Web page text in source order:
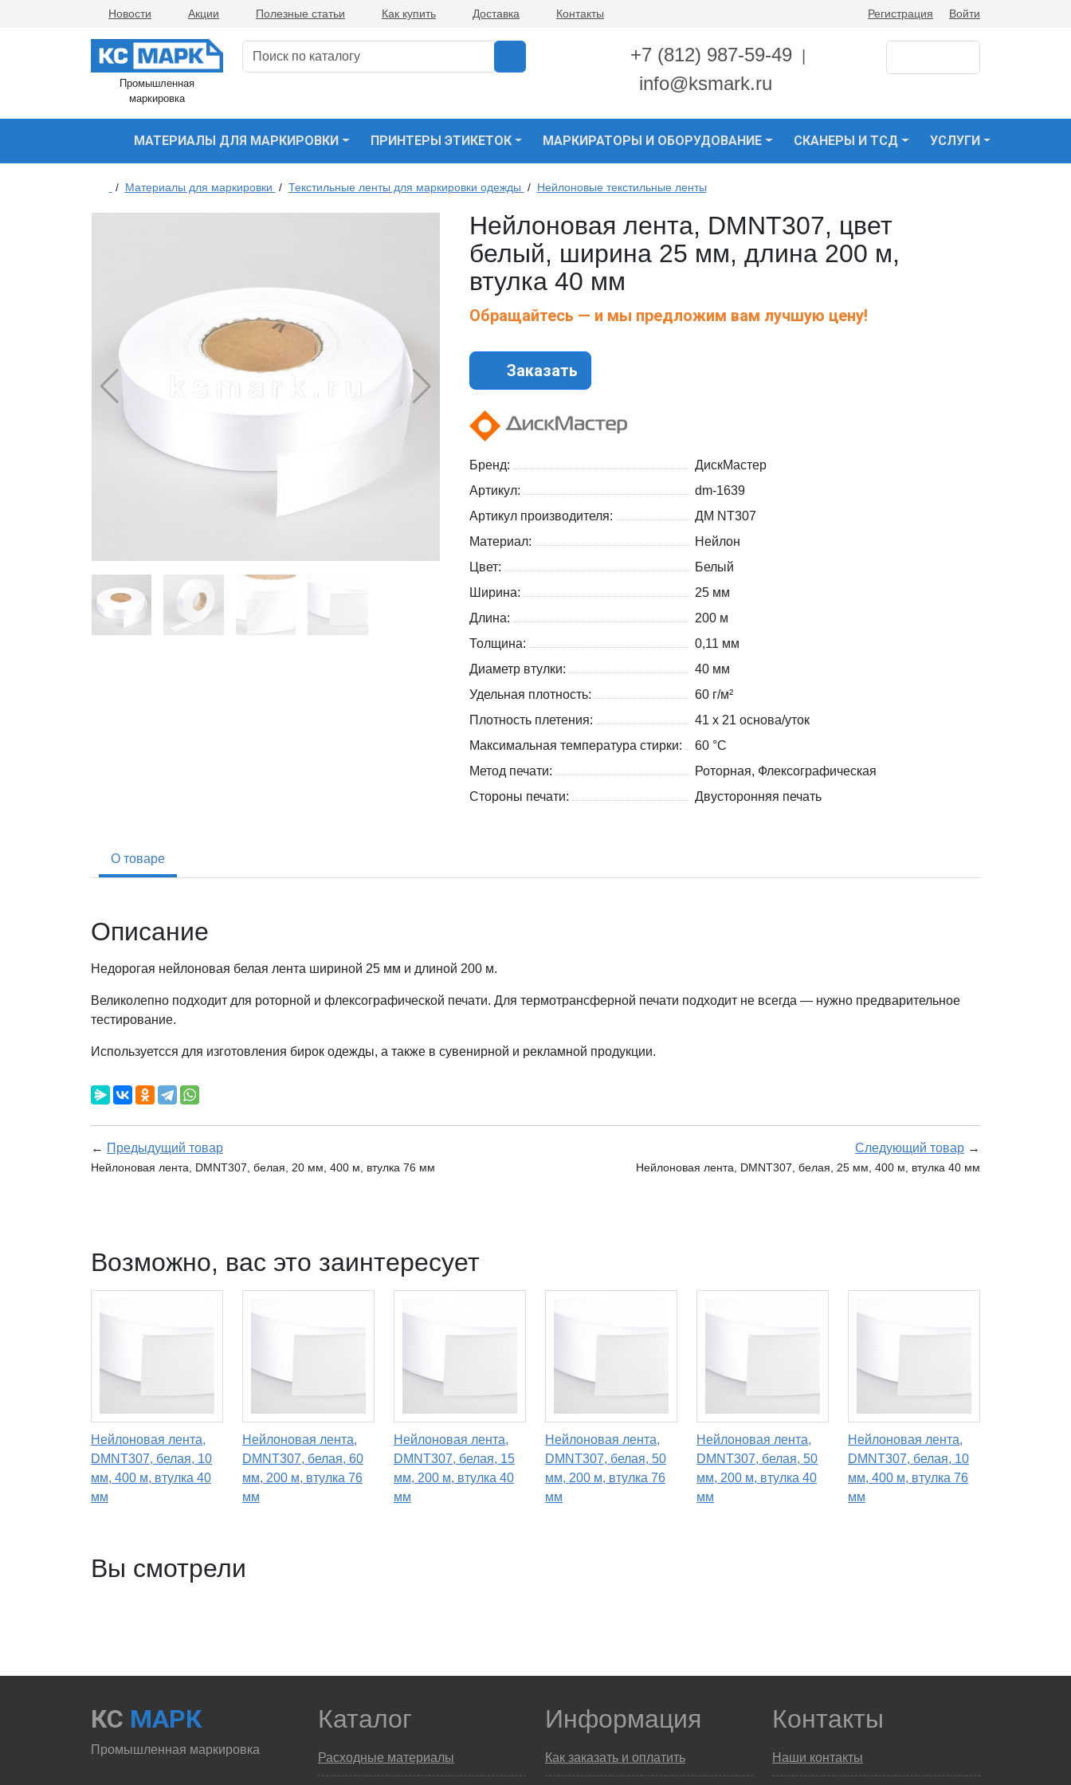
Новости Акции Полезные статьи Как купить Доставка Контакты Регистрация Войти
Промышленная
маркировка
+7 (812) 987-59-49
info@ksmark.ru
МАТЕРИАЛЫ ДЛЯ МАРКИРОВКИ ПРИНТЕРЫ ЭТИКЕТОК МАРКИРАТОРЫ И ОБОРУДОВАНИЕ СКАНЕРЫ И ТСД УСЛУГИ
/ Материалы для маркировки / Текстильные ленты для маркировки одежды / Нейлоновые текстильные ленты
Нейлоновая лента, DMNT307, цвет
белый, ширина 25 мм, длина 200 м,
втулка 40 мм
Обращайтесь — и мы предложим вам лучшую цену!
Заказать
Бренд:
ДискМастер
Артикул:
dm-1639
Артикул производителя:
ДМ NT307
Материал:
Нейлон
Цвет:
Белый
Ширина:
25 мм
Длина:
200 м
Толщина:
0,11 мм
Диаметр втулки:
40 мм
Удельная плотность:
60 г/м²
Плотность плетения:
41 х 21 основа/уток
Максимальная температура стирки:
60 °C
Метод печати:
Роторная, Флексографическая
Стороны печати:
Двусторонняя печать
О товаре
Описание
Недорогая нейлоновая белая лента шириной 25 мм и длиной 200 м.
Великолепно подходит для роторной и флексографической печати. Для термотрансферной печати подходит не всегда — нужно предварительное
тестирование.
Используетсся для изготовления бирок одежды, а также в сувенирной и рекламной продукции.
← Предыдущий товар
Нейлоновая лента, DMNT307, белая, 20 мм, 400 м, втулка 76 мм
Следующий товар →
Нейлоновая лента, DMNT307, белая, 25 мм, 400 м, втулка 40 мм
Возможно, вас это заинтересует
Нейлоновая лента,
DMNT307, белая, 10
мм, 400 м, втулка 40
мм
Нейлоновая лента,
DMNT307, белая, 60
мм, 200 м, втулка 76
мм
Нейлоновая лента,
DMNT307, белая, 15
мм, 200 м, втулка 40
мм
Нейлоновая лента,
DMNT307, белая, 50
мм, 200 м, втулка 76
мм
Нейлоновая лента,
DMNT307, белая, 50
мм, 200 м, втулка 40
мм
Нейлоновая лента,
DMNT307, белая, 10
мм, 400 м, втулка 76
мм
Вы смотрели
КС МАРК
Промышленная маркировка
Каталог
Расходные материалы
Информация
Как заказать и оплатить
Контакты
Наши контакты